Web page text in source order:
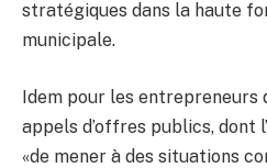
stratégiques dans la haute
municipale.
Idem pour les entrepreneurs
appels d’offres publics, dont
«de mener à des situations